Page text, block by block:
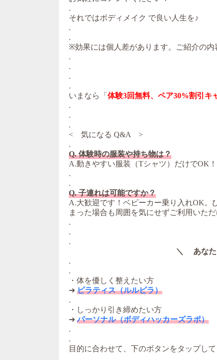
.
それではボディメイク で良い人生を♪
.
.
※効果には個人差があります。ご紹介の
.
.
.
.
いまなら「 体験3回無料、ペア30%割引キ
.
.
.
< 気になる Q&A >
.
Q. 体験時の服装や持ち物は？
A.動きやすい服装（Tシャツ）だけでOK
.
.
Q. 子連れは可能ですか？
A.大歓迎です！ベビーカー乗り入れOK。
まった場合も周囲を気にせずご利用いた
.
.
.
＼ あなた
.
.
・体を優しく整えたい方
➔ ピラティス（ルルピラ）
.
・しっかり引き締めたい方
➔パーソナル（ボディハッカーズラボ）
.
.
目的に合わせて、下のボタンをタップし